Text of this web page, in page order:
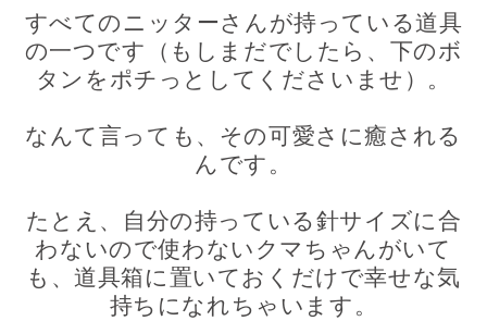
すべてのニッターさんが持っている道具
の一つです（もしまだでしたら、下のボ
タンをポチっとしてくださいませ）。
なんて言っても、その可愛さに癒される
んです。
たとえ、自分の持っている針サイズに合
わないので使わないクマちゃんがいて
も、道具箱に置いておくだけで幸せな気
持ちになれちゃいます。